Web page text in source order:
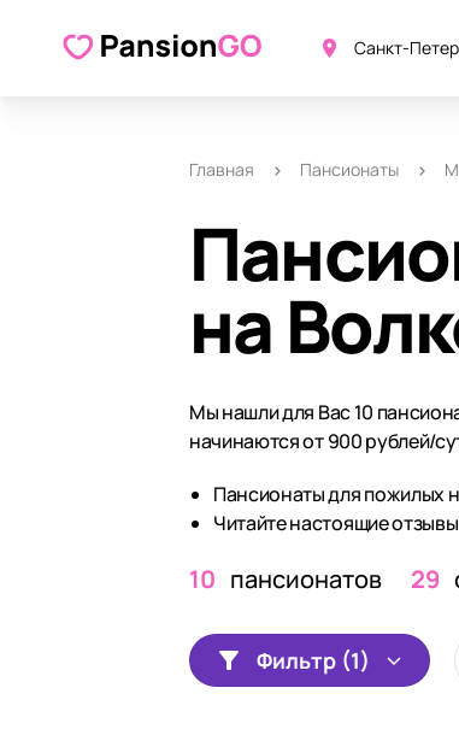
Санкт-
Главная Пансионаты
на
Мы нашли для Вас 10
начинаются от 900 рублей/
Пансионаты для пожилых
Читайте настоящие
10 пансионатов 29
Фильтр (1)